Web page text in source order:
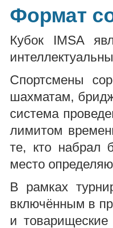
Формат
Кубок IMSA
Спортсмены
шахматам,
система
лимитом
те, кто набрал
место
В рамках
включённым в
и